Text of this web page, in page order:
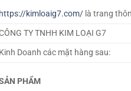
https://kimloaig7.com/ là trang
TY TNHH KIM LOẠI G7
Kinh Doanh các mặt hàng sau:
PHẨM